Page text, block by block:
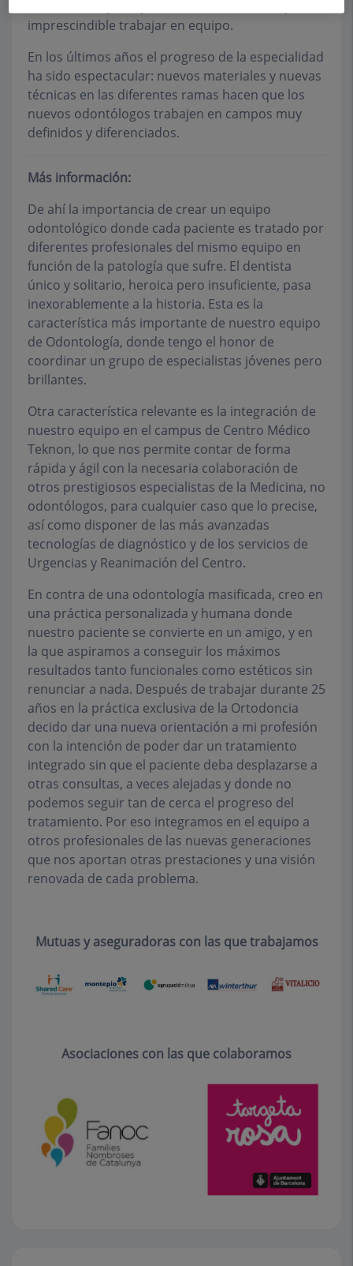
imprescindible trabajar en equipo.
En los últimos años el progreso de la especialidad
ha sido espectacular: nuevos materiales y nuevas
técnicas en las diferentes ramas hacen que los
nuevos odontólogos trabajen en campos muy
definidos y diferenciados.
Más información:
De ahí la importancia de crear un equipo
odontológico donde cada paciente es tratado por
diferentes profesionales del mismo equipo en
función de la patología que sufre. El dentista
único y solitario, heroica pero insuficiente, pasa
inexorablemente a la historia. Esta es la
característica más importante de nuestro equipo
de Odontología, donde tengo el honor de
coordinar un grupo de especialistas jóvenes pero
brillantes.
Otra característica relevante es la integración de
nuestro equipo en el campus de Centro Médico
Teknon, lo que nos permite contar de forma
rápida y ágil con la necesaria colaboración de
otros prestigiosos especialistas de la Medicina, no
odontólogos, para cualquier caso que lo precise,
así como disponer de las más avanzadas
tecnologías de diagnóstico y de los servicios de
Urgencias y Reanimación del Centro.
En contra de una odontología masificada, creo en
una práctica personalizada y humana donde
nuestro paciente se convierte en un amigo, y en
la que aspiramos a conseguir los máximos
resultados tanto funcionales como estéticos sin
renunciar a nada. Después de trabajar durante 25
años en la práctica exclusiva de la Ortodoncia
decido dar una nueva orientación a mi profesión
con la intención de poder dar un tratamiento
integrado sin que el paciente deba desplazarse a
otras consultas, a veces alejadas y donde no
podemos seguir tan de cerca el progreso del
tratamiento. Por eso integramos en el equipo a
otros profesionales de las nuevas generaciones
que nos aportan otras prestaciones y una visión
renovada de cada problema.
Mutuas y aseguradoras con las que trabajamos
Asociaciones con las que colaboramos